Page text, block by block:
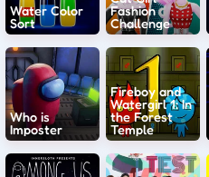
Water Color
Sort
Fashion
Challenge
Who is
Imposter
Fireboy and
Watergirl 1: In
the Forest
Temple